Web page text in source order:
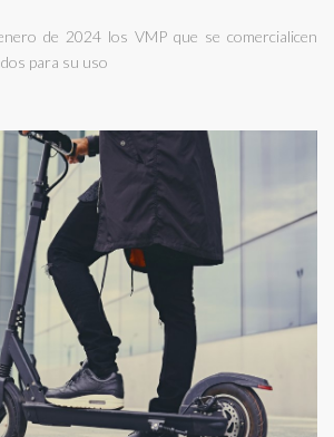
de 2024 los VMP que se comercialicen
para su uso